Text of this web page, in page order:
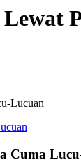
Lucuan
Cuma